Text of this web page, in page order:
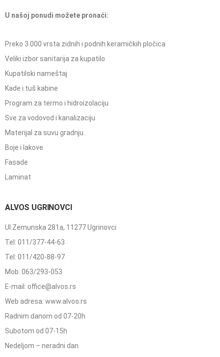
U našoj ponudi možete pronaći:
Preko 3.000 vrsta zidnih i podnih keramičkih pločica
Veliki izbor sanitarija za kupatilo
Kupatilski nameštaj
Kade i tuš kabine
Program za termo i hidroizolaciju
Sve za vodovod i kanalizaciju
Materijal za suvu gradnju
Boje i lakove
Fasade
Laminat
ALVOS UGRINOVCI
Ul Zemunska 281a, 11277 Ugrinovci
Tel: 011/377-44-63
Tel: 011/420-88-97
Mob: 063/293-053
E-mail: office@alvos.rs
Web adresa: www.alvos.rs
Radnim danom od 07-20h
Subotom od 07-15h
Nedeljom – neradni dan